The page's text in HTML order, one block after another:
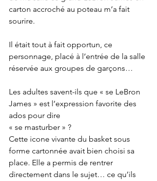
carton accroché au poteau m’a fait
sourire.
Il était tout à fait opportun, ce
personnage, placé à l’entrée de la salle
réservée aux groupes de garçons…
Les adultes savent-ils que « se LeBron
James » est l’expression favorite des
ados pour dire
« se masturber » ?
Cette icone vivante du basket sous
forme cartonnée avait bien choisi sa
place. Elle a permis de rentrer
directement dans le sujet… ce qu’ils